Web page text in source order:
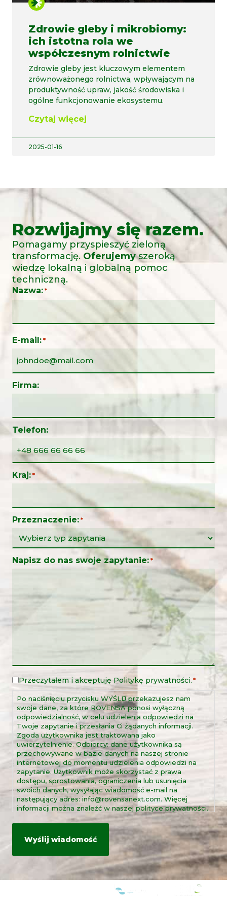
Zdrowie gleby i mikrobiomy:
ich istotna rola we
współczesnym rolnictwie
Zdrowie gleby jest kluczowym elementem
zrównoważonego rolnictwa, wpływającym na
produktywność upraw, jakość środowiska i
ogólne funkcjonowanie ekosystemu.
Czytaj więcej
2025-01-16
Rozwijajmy się razem.
Pomagamy przyspieszyć zieloną
transformację. Oferujemyszeroką
wiedzę lokalną i globalną pomoc
techniczną.
Nazwa: *
E-mail: *
Firma:
Telefon:
Kraj: *
Przeznaczenie: *
Napisz do nas swoje zapytanie: *
Nota
prawna
Przeczytałem i akceptuję Politykę prywatności.*
Po naciśnięciu przycisku WYŚLIJ przekazujesz nam
swoje dane, za które ROVENSA ponosi wyłączną
odpowiedzialność, w celu udzielenia odpowiedzi na
Twoje zapytanie i przesłania Ci żądanych informacji.
Zgoda użytkownika jest traktowana jako
uwierzytelnienie. Odbiorcy: dane użytkownika są
przechowywane w bazie danych na naszej stronie
internetowej do momentu udzielenia odpowiedzi na
zapytanie. Użytkownik może skorzystać z prawa
dostępu, sprostowania, ograniczenia lub usunięcia
swoich danych, wysyłając wiadomość e-mail na
następujący adres: info@rovensanext.com. Więcej
informacji można znaleźć w naszej polityce prywatności.
Ta strona jest chroniona przez reCAPTCHA oraz
politykę prywatności i warunki korzystania z usług
Google.